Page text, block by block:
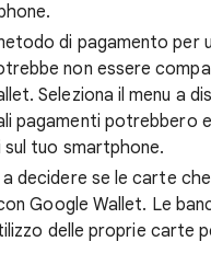
di pagamento per
non essere
Seleziona il menu a
pagamenti potrebbero
tuo smartphone.
a decidere se le carte
Google Wallet. Le
delle proprie carte